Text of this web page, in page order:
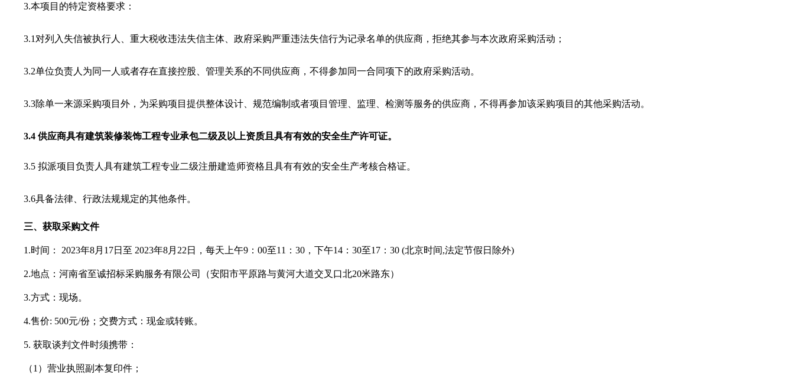
3.本项目的特定资格要求：
3.1对列入失信被执行人、重大税收违法失信主体、政府采购严重违法失信行为记录名单的供应商，拒绝其参与本次政府采购活动；
3.2单位负责人为同一人或者存在直接控股、管理关系的不同供应商，不得参加同一合同项下的政府采购活动。
3.3除单一来源采购项目外，为采购项目提供整体设计、规范编制或者项目管理、监理、检测等服务的供应商，不得再参加该采购项目的其他采购活动。
3.4 供应商具有建筑装修装饰工程专业承包二级及 以上资质且具有有效的安全生产许可证。
3.5 拟派项目负责人具有建筑工程专业二级注册建造师资格 且具有有效的安全生产考核合格证。
3.6具备法律、行政法规规定的其他条件。
三、获取采购文件
1.时间： 2023年8月 17日至 2023年8月 22 日，每天上午9：00至11：30，下午14：30至17：30 (北京时间,法定节假日除外)
2.地点：河南省至诚招标采购服务有限公司（安阳市平原路与黄河大道交叉口北20米路东）
3.方式：现场。
4.售价: 500元/份；交费方式：现金或转账。
5. 获取谈判文件时须携带：
（1）营业执照副本复印件；